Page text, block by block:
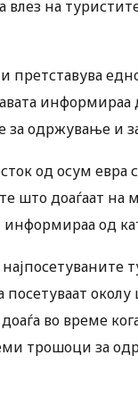
на
претставува
одржување и
од осум евра
што доаѓаат на
од
посетуваат
во време
трошоци за